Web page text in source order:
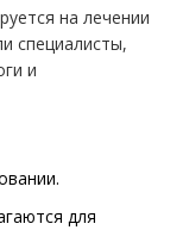
на лечении
специалисты,
и
для